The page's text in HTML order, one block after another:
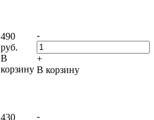
490
руб.
В
корзину
-
+
В корзину
430
-